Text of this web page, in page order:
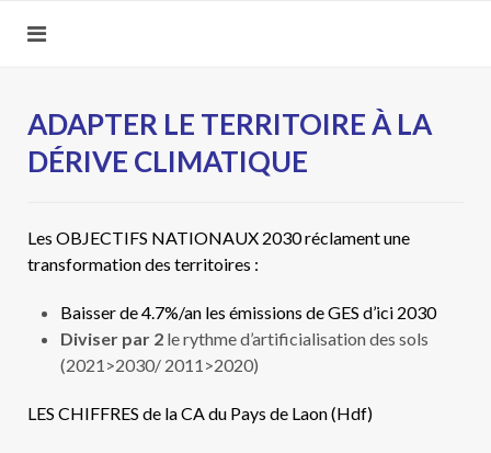
ADAPTER LE TERRITOIRE À LA
DÉRIVE CLIMATIQUE
Les OBJECTIFS NATIONAUX 2030 réclament une
transformation des territoires :
Baisser de 4.7%/an les émissions de GES d’ici 2030
Diviser par 2 le rythme d’artificialisation des sols
(2021>2030/ 2011>2020)
LES CHIFFRES de la CA du Pays de Laon (Hdf)